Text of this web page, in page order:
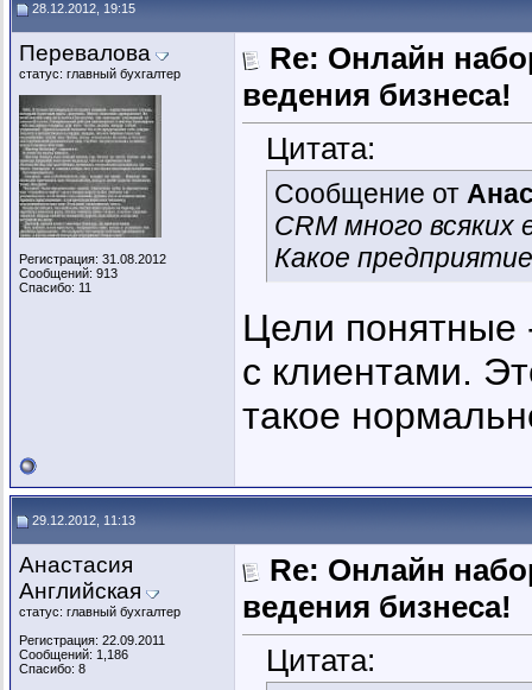
28.12.2012, 19:15
Перевалова
статус: главный бухгалтер
Регистрация: 31.08.2012
Сообщений: 913
Спасибо: 11
Re: Онлайн
ведения бизнеса!
Цитата:
Сообщение от
CRM много всяких
Какое
Цели понятные
с клиентами.
такое
29.12.2012, 11:13
Анастасия
Английская
статус: главный бухгалтер
Регистрация: 22.09.2011
Сообщений: 1,186
Спасибо: 8
Re: Онлайн
ведения бизнеса!
Цитата: